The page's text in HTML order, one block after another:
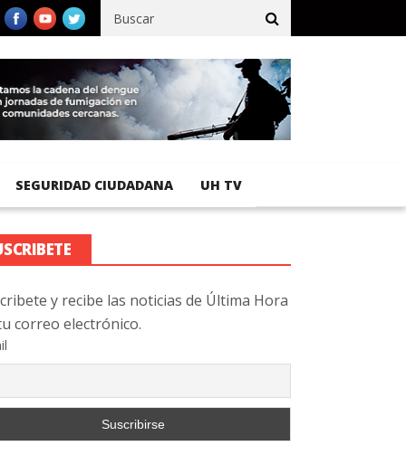
registra 92 % de avance en obras de terracería
SEGURIDAD CIUDADANA UH TV
y recibe las noticias de Última Hora
correo electrónico.